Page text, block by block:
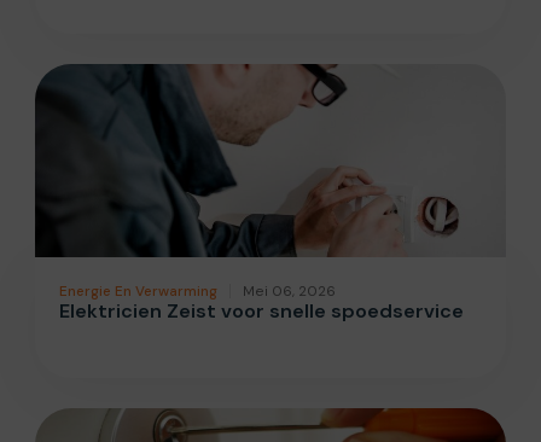
Energie En Verwarming Mei 06, 2026
Elektricien Zeist voor snelle spoedservice